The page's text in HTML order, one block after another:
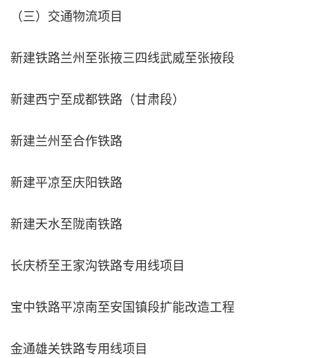
（三）交通物流项目
新建铁路兰州至张掖三四线武威至张掖段
新建西宁至成都铁路（甘肃段）
新建兰州至合作铁路
新建平凉至庆阳铁路
新建天水至陇南铁路
长庆桥至王家沟铁路专用线项目
宝中铁路平凉南至安国镇段扩能改造工程
金通雄关铁路专用线项目